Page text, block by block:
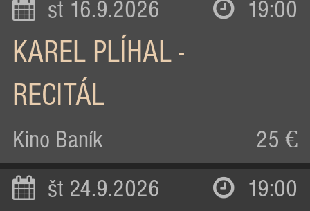
st 16.9.2026 19:00
KAREL PLÍHAL -
RECITÁL
Kino Baník 25 €
št 24.9.2026 19:00